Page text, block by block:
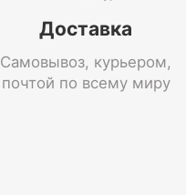
Доставка
Самовывоз, курьером,
почтой по всему миру